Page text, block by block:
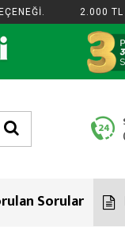
2.000 TL
Sorular